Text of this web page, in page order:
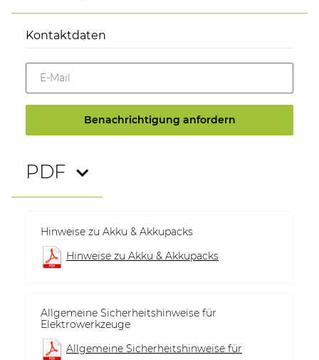
Kontaktdaten
E-Mail
Benachrichtigung anfordern
PDF
Hinweise zu Akku & Akkupacks
Hinweise zu Akku & Akkupacks
Allgemeine Sicherheitshinweise für
Elektrowerkzeuge
Allgemeine Sicherheitshinweise für